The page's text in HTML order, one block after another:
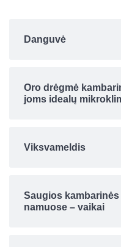
Danguvė
Oro drėgmė
joms idealų
Viksvameldis
Saugios
namuose – vaikai